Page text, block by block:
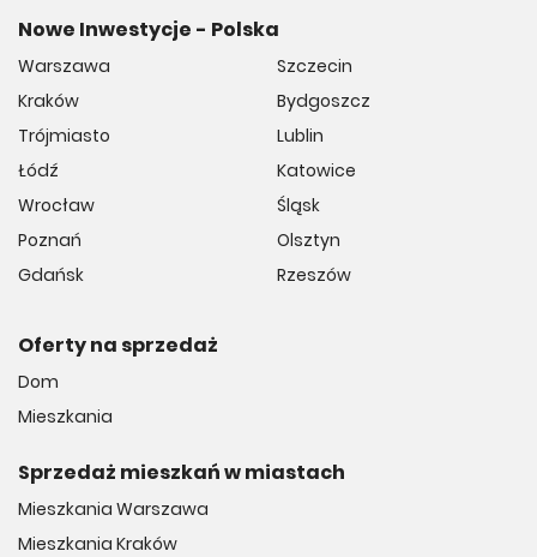
Nowe Inwestycje - Polska
Warszawa
Kraków
Trójmiasto
Łódź
Wrocław
Poznań
Gdańsk
Szczecin
Bydgoszcz
Lublin
Katowice
Śląsk
Olsztyn
Rzeszów
Oferty na sprzedaż
Dom
Mieszkania
Sprzedaż mieszkań w miastach
Mieszkania Warszawa
Mieszkania Kraków